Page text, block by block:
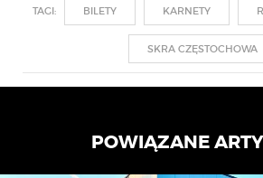
TAGI: BILETY KARNETY
SKRA CZĘSTOCHOWA
POWIĄZANE